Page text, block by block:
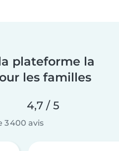
plateforme la
les familles
4,7 / 5
3 400 avis